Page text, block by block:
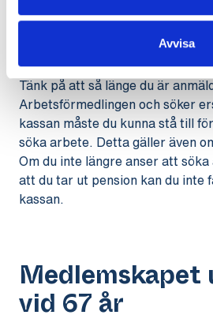
Avvisa
Stå till
Tänk på att så länge du är
Arbetsförmedlingen och söker
kassan måste du kunna stå till
söka arbete. Detta gäller även
Om du inte längre anser att
att du tar ut pension kan du inte
kassan.
Medlemskapet
vid 67 år